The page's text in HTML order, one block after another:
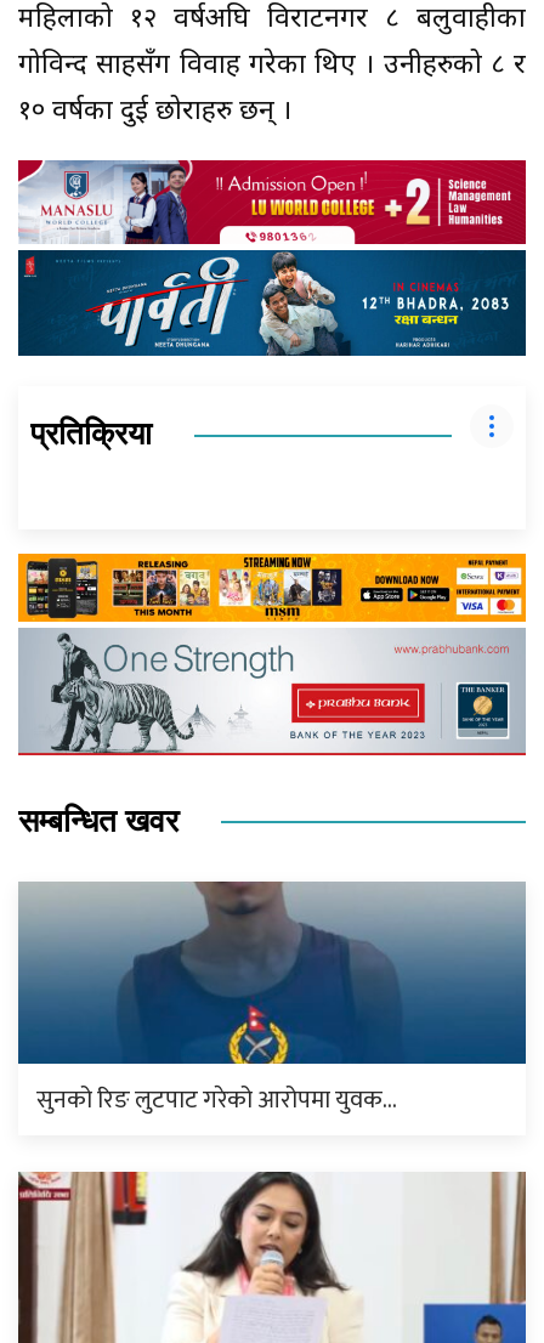
महिलाको १२ वर्षअघि विराटनगर ८ बलुवाहीका
गोविन्द साहसँग विवाह गरेका थिए । उनीहरुको ८ र
१० वर्षका दुई छोराहरु छन् ।
प्रतिक्रिया
सम्बन्धित खवर
सुनको रिङ लुटपाट गरेको आरोपमा युवक…